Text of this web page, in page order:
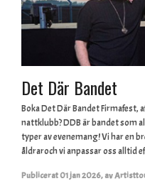
Det Där Bandet
Boka Det Där Bandet Firmafest,
nattklubb? DDB är bandet som
typer av evenemang! Vi har en
åldraroch vi anpassar oss alltid
Publicerat01 jan 2026,av